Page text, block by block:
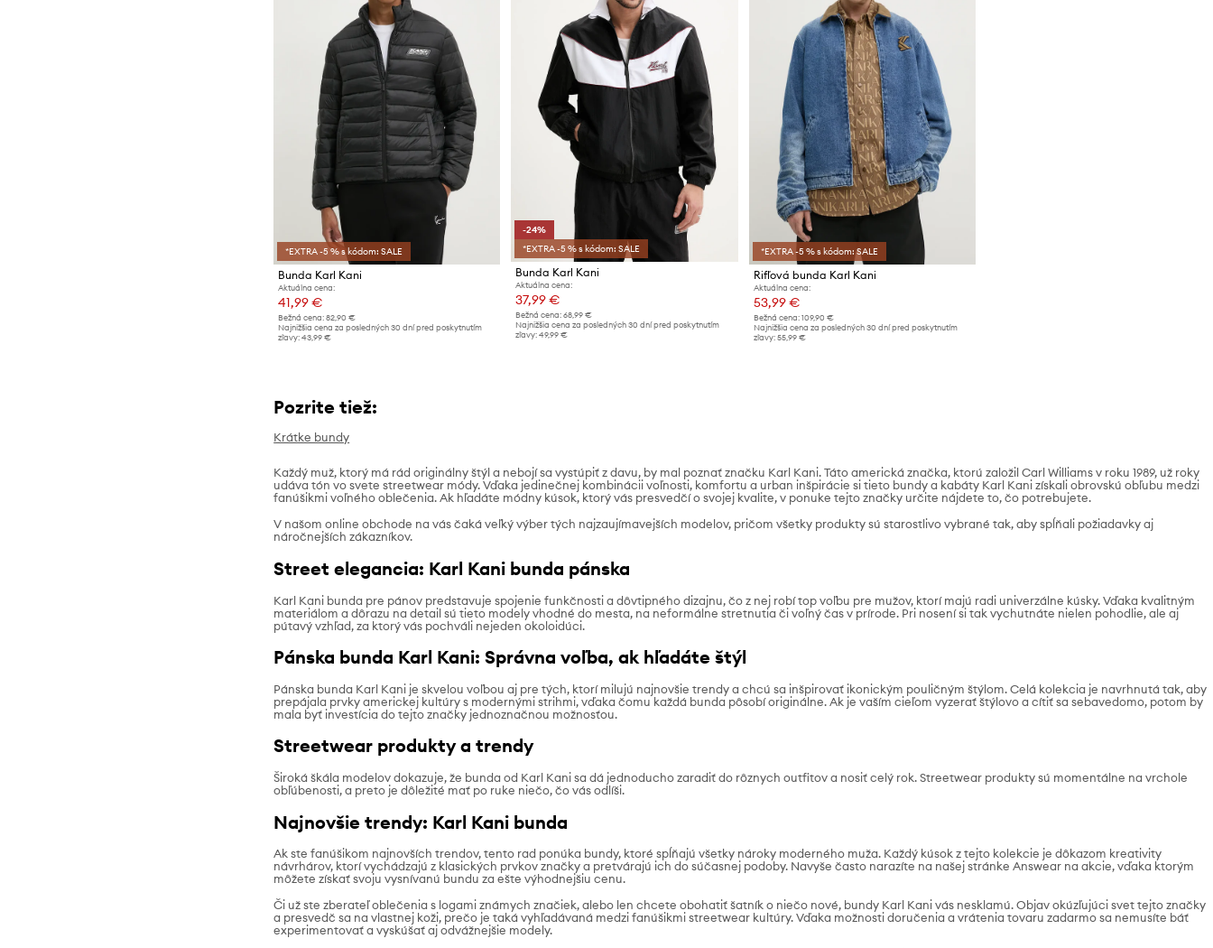
*EXTRA -5 % s kódom: SALE
Bunda Karl Kani
Aktuálna cena:
41,99 €
Bežná cena: 82,90 €
Najnižšia cena za posledných 30 dní pred poskytnutím
zľavy: 43,99 €
-24%
*EXTRA -5 % s kódom: SALE
Bunda Karl Kani
Aktuálna cena:
37,99 €
Bežná cena: 68,99 €
Najnižšia cena za posledných 30 dní pred poskytnutím
zľavy: 49,99 €
*EXTRA -5 % s kódom: SALE
Rifľová bunda Karl Kani
Aktuálna cena:
53,99 €
Bežná cena: 109,90 €
Najnižšia cena za posledných 30 dní pred poskytnutím
zľavy: 55,99 €
Pozrite tiež:
Krátke bundy
Každý muž, ktorý má rád originálny štýl a nebojí sa vystúpiť z davu, by mal poznať značku Karl Kani. Táto americká značka, ktorú založil Carl Williams v roku 1989, už roky
udáva tón vo svete streetwear módy. Vďaka jedinečnej kombinácii voľnosti, komfortu a urban inšpirácie si tieto bundy a kabáty Karl Kani získali obrovskú obľubu medzi
fanúšikmi voľného oblečenia. Ak hľadáte módny kúsok, ktorý vás presvedčí o svojej kvalite, v ponuke tejto značky určite nájdete to, čo potrebujete.
V našom online obchode na vás čaká veľký výber tých najzaujímavejších modelov, pričom všetky produkty sú starostlivo vybrané tak, aby spĺňali požiadavky aj
náročnejších zákazníkov.
Street elegancia: Karl Kani bunda pánska
Karl Kani bunda pre pánov predstavuje spojenie funkčnosti a dôvtipného dizajnu, čo z nej robí top voľbu pre mužov, ktorí majú radi univerzálne kúsky. Vďaka kvalitným
materiálom a dôrazu na detail sú tieto modely vhodné do mesta, na neformálne stretnutia či voľný čas v prírode. Pri nosení si tak vychutnáte nielen pohodlie, ale aj
pútavý vzhľad, za ktorý vás pochváli nejeden okoloidúci.
Pánska bunda Karl Kani: Správna voľba, ak hľadáte štýl
Pánska bunda Karl Kani je skvelou voľbou aj pre tých, ktorí milujú najnovšie trendy a chcú sa inšpirovať ikonickým pouličným štýlom. Celá kolekcia je navrhnutá tak, aby
prepájala prvky americkej kultúry s modernými strihmi, vďaka čomu každá bunda pôsobí originálne. Ak je vaším cieľom vyzerať štýlovo a cítiť sa sebavedomo, potom by
mala byť investícia do tejto značky jednoznačnou možnosťou.
Streetwear produkty a trendy
Široká škála modelov dokazuje, že bunda od Karl Kani sa dá jednoducho zaradiť do rôznych outfitov a nosiť celý rok. Streetwear produkty sú momentálne na vrchole
obľúbenosti, a preto je dôležité mať po ruke niečo, čo vás odlíši.
Najnovšie trendy: Karl Kani bunda
Ak ste fanúšikom najnovších trendov, tento rad ponúka bundy, ktoré spĺňajú všetky nároky moderného muža. Každý kúsok z tejto kolekcie je dôkazom kreativity
návrhárov, ktorí vychádzajú z klasických prvkov značky a pretvárajú ich do súčasnej podoby. Navyše často narazíte na našej stránke Answear na akcie, vďaka ktorým
môžete získať svoju vysnívanú bundu za ešte výhodnejšiu cenu.
Či už ste zberateľ oblečenia s logami známych značiek, alebo len chcete obohatiť šatník o niečo nové, bundy Karl Kani vás nesklamú. Objav okúzľujúci svet tejto značky
a presvedč sa na vlastnej koži, prečo je taká vyhľadávaná medzi fanúšikmi streetwear kultúry. Vďaka možnosti doručenia a vrátenia tovaru zadarmo sa nemusíte báť
experimentovať a vyskúšať aj odvážnejšie modely.